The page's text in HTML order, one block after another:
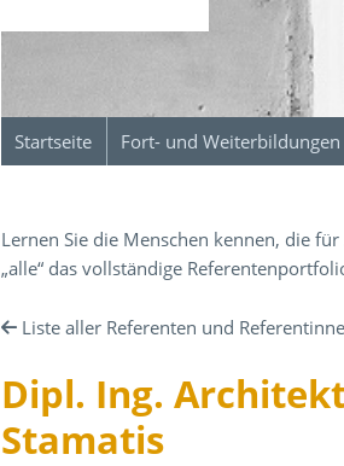
Startseite Fort- und Weiterbildungen
Lernen Sie die Menschen kennen, die
„alle“ das vollständige
Liste aller Referenten und
Dipl. Ing.
Stamatis